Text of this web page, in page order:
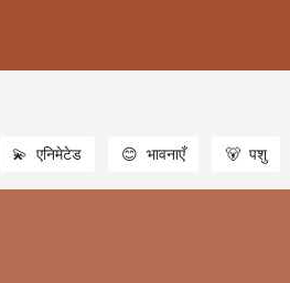
💫 एनिमेटेड 😊 भावनाएँ 🐻 पशु